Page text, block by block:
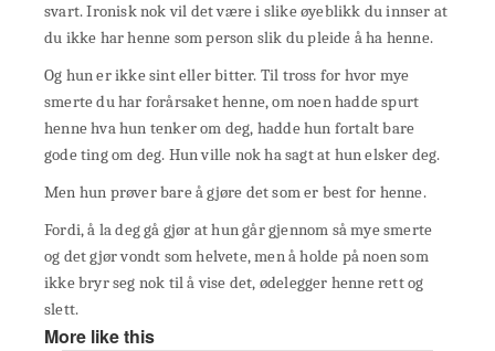
svart. Ironisk nok vil det være i slike øyeblikk du innser at
du ikke har henne som person slik du pleide å ha henne.
Og hun er ikke sint eller bitter. Til tross for hvor mye
smerte du har forårsaket henne, om noen hadde spurt
henne hva hun tenker om deg, hadde hun fortalt bare
gode ting om deg. Hun ville nok ha sagt at hun elsker deg.
Men hun prøver bare å gjøre det som er best for henne.
Fordi, å la deg gå gjør at hun går gjennom så mye smerte
og det gjør vondt som helvete, men å holde på noen som
ikke bryr seg nok til å vise det, ødelegger henne rett og
slett.
More like this